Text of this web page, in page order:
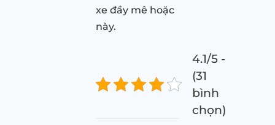
xe đầy mê hoặc
này.
4.1/5 -
(31
bình
chọn)